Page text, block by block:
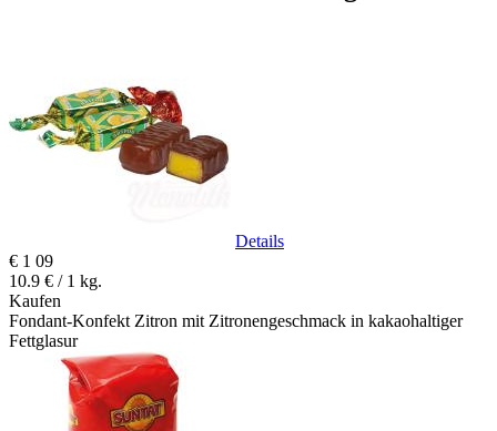
Details
€ 1 09
10.9 € / 1 kg.
Kaufen
Fondant-Konfekt Zitron mit Zitronengeschmack in kakaohaltiger
Fettglasur